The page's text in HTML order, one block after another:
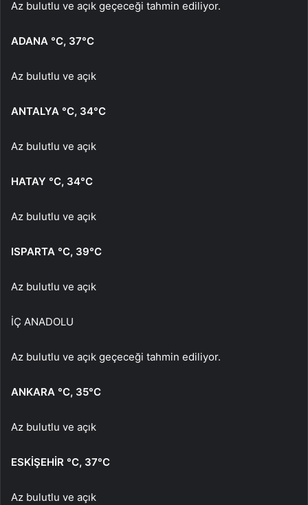
Az bulutlu ve açık geçeceği tahmin ediliyor.
ADANA °C, 37°C
Az bulutlu ve açık
ANTALYA °C, 34°C
Az bulutlu ve açık
HATAY °C, 34°C
Az bulutlu ve açık
ISPARTA °C, 39°C
Az bulutlu ve açık
İÇ ANADOLU
Az bulutlu ve açık geçeceği tahmin ediliyor.
ANKARA °C, 35°C
Az bulutlu ve açık
ESKİŞEHİR °C, 37°C
Az bulutlu ve açık